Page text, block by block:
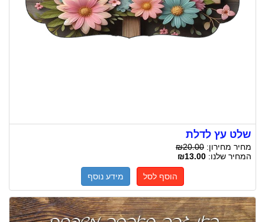
שלט עץ לדלת
מחיר מחירון: ₪20.00
המחיר שלנו: ₪13.00
הוסף לסל מידע נוסף